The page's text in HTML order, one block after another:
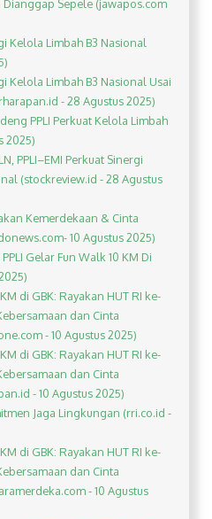
Dianggap Sepele (jawapos.com
Kelola Limbah B3 Nasional
Kelola Limbah B3 Nasional Usai
- 28 Agustus 2025)
PPLI Perkuat Kelola Limbah
2025)
PPLI–EMI Perkuat Sinergi
(stockreview.id - 28 Agustus
Kemerdekaan & Cinta
10 Agustus 2025)
Gelar Fun Walk 10 KM Di
di GBK: Rayakan HUT RI ke-
dan Cinta
- 10 Agustus 2025)
di GBK: Rayakan HUT RI ke-
dan Cinta
- 10 Agustus 2025)
Jaga Lingkungan (rri.co.id -
di GBK: Rayakan HUT RI ke-
dan Cinta
- 10 Agustus